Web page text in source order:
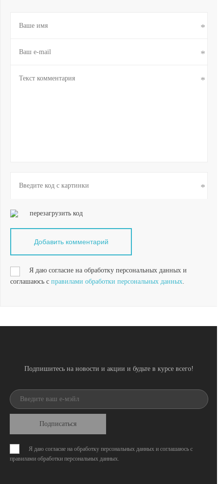
перезагрузить код
Я даю согласие на обработку персональных данных и
соглашаюсь с правилами обработки персональных данных
Подпишитесь на новости и акции и будьте в курсе всего!
Подписаться
Я даю согласие на обработку персональных данных и соглашаюсь с
правилами обработки персональных данных.